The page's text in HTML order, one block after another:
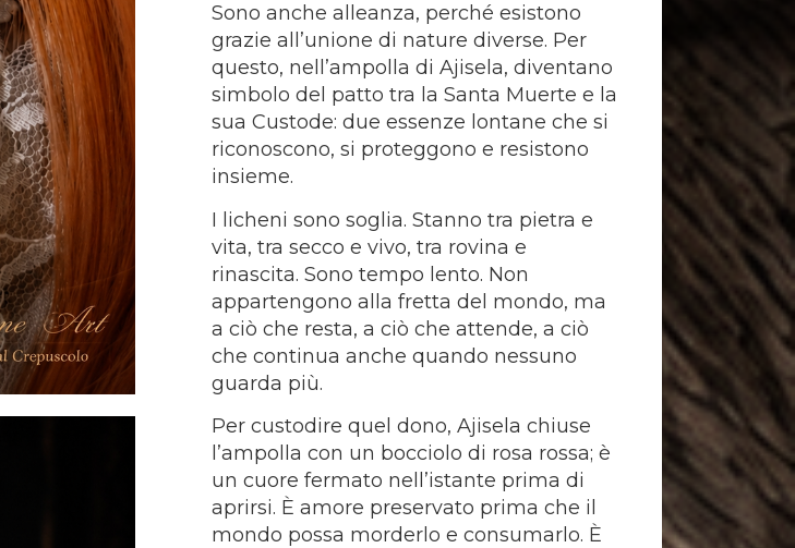
Sono anche alleanza, perché esistono
grazie all’unione di nature diverse. Per
questo, nell’ampolla di Ajisela, diventano
simbolo del patto tra la Santa Muerte e la
sua Custode: due essenze lontane che si
riconoscono, si proteggono e resistono
insieme.
I licheni sono soglia. Stanno tra pietra e
vita, tra secco e vivo, tra rovina e
rinascita. Sono tempo lento. Non
appartengono alla fretta del mondo, ma
a ciò che resta, a ciò che attende, a ciò
che continua anche quando nessuno
guarda più.
Per custodire quel dono, Ajisela chiuse
l’ampolla con un bocciolo di rosa rossa; è
un cuore fermato nell’istante prima di
aprirsi. È amore preservato prima che il
mondo possa morderlo e consumarlo. È